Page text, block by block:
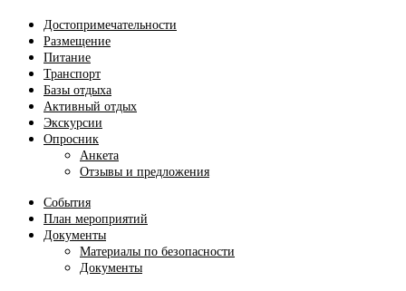
Достопримечательности
Размещение
Питание
Транспорт
Базы отдыха
Активный отдых
Экскурсии
Опросник
Анкета
Отзывы и предложения
События
План мероприятий
Документы
Материалы по безопасности
Документы